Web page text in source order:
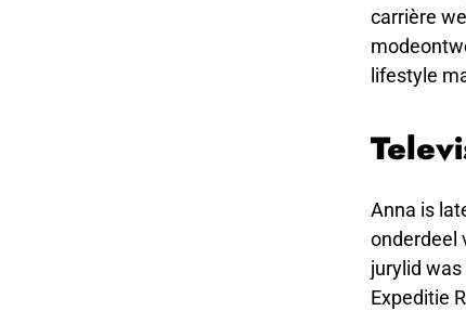
carrière
lifestyle
Anna is
onderdeel
jurylid was
Expeditie